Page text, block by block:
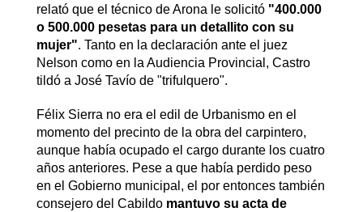
relató que el técnico de Arona le solicitó "400.000
o 500.000 pesetas para un detallito con su
mujer". Tanto en la declaración ante el juez
Nelson como en la Audiencia Provincial, Castro
tildó a José Tavío de "trifulquero".
Félix Sierra no era el edil de Urbanismo en el
momento del precinto de la obra del carpintero,
aunque había ocupado el cargo durante los cuatro
años anteriores. Pese a que había perdido peso
en el Gobierno municipal, el por entonces también
consejero del Cabildo mantuvo su acta de